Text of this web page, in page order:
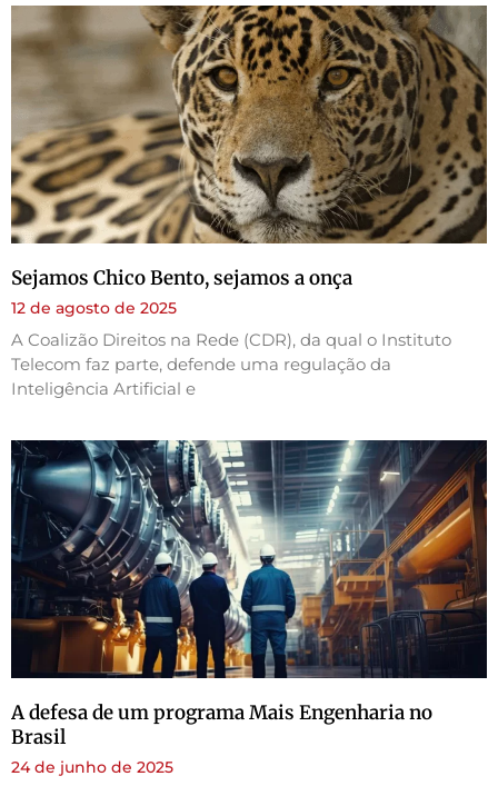
Sejamos Chico Bento, sejamos a onça
12 de agosto de 2025
A Coalizão Direitos na Rede (CDR), da qual o Instituto
Telecom faz parte, defende uma regulação da
Inteligência Artificial e
A defesa de um programa Mais Engenharia no
Brasil
24 de junho de 2025